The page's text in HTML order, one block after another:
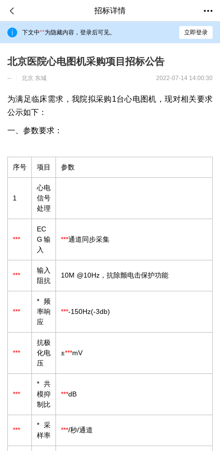
招标详情
下文中**为隐藏内容，登录后可见。 立即登录
北京医院心电图机采购项目招标公告
-- 北京 东城 2022-07-14 14:00:30
为满足临床需求，我院拟采购1台心电图机，现对相关要求
公示如下：
一、参数要求：
序号 项目 参数
1
心电
信号
处理
***
EC
G输
入
***通道同步采集
***
输入
阻抗
10M @10Hz，抗除颤电击保护功能
***
*频
率响
应
***-150Hz(-3db)
***
抗极
化电
压
±***mV
***
*共
模抑
制比
***dB
***
*采
样率
***/秒/通道